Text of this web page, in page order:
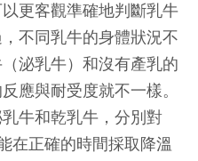
更客觀準確地判斷乳牛
不同乳牛的身體狀況不
泌乳牛）和沒有產乳的
應與耐受度就不一樣。
牛和乾乳牛，分別對
在正確的時間採取降溫